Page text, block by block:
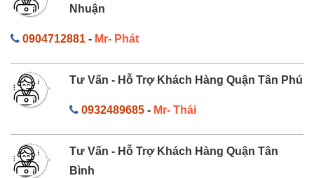
Nhuận
0904712881 - Mr- Phát
Tư Vấn - Hỗ Trợ Khách Hàng Quận Tân Phú
0932489685- Mr- Thái
Tư Vấn - Hỗ Trợ Khách Hàng Quận Tân
Bình